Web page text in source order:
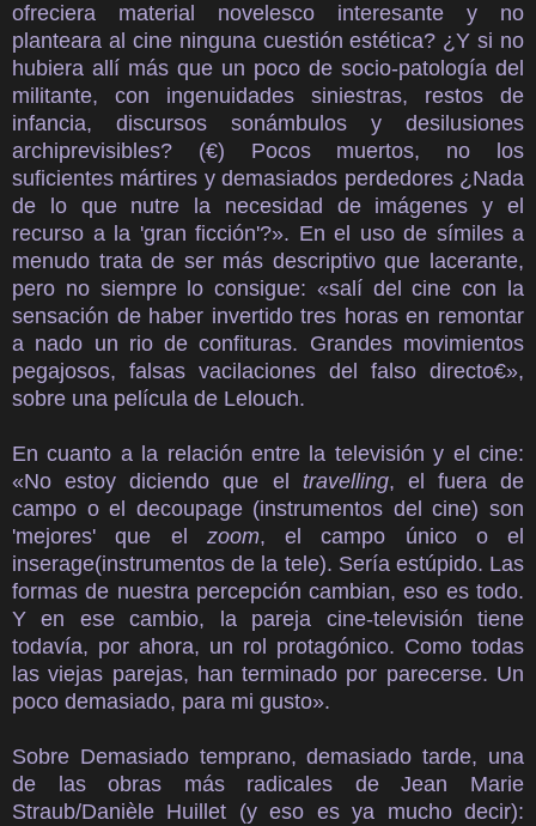
ofreciera material novelesco interesante y no
planteara al cine ninguna cuestión estética? ¿Y si no
hubiera allí más que un poco de socio-patología del
militante, con ingenuidades siniestras, restos de
infancia, discursos sonámbulos y desilusiones
archiprevisibles? (€) Pocos muertos, no los
suficientes mártires y demasiados perdedores ¿Nada
de lo que nutre la necesidad de imágenes y el
recurso a la 'gran ficción'?». En el uso de símiles a
menudo trata de ser más descriptivo que lacerante,
pero no siempre lo consigue: «salí del cine con la
sensación de haber invertido tres horas en remontar
a nado un rio de confituras. Grandes movimientos
pegajosos, falsas vacilaciones del falso directo€»,
sobre una película de Lelouch.
En cuanto a la relación entre la televisión y el cine:
«No estoy diciendo que el travelling, el fuera de
campo o el decoupage (instrumentos del cine) son
'mejores' que el zoom, el campo único o el
inserage(instrumentos de la tele). Sería estúpido. Las
formas de nuestra percepción cambian, eso es todo.
Y en ese cambio, la pareja cine-televisión tiene
todavía, por ahora, un rol protagónico. Como todas
las viejas parejas, han terminado por parecerse. Un
poco demasiado, para mi gusto».
Sobre Demasiado temprano, demasiado tarde, una
de las obras más radicales de Jean Marie
Straub/Danièle Huillet (y eso es ya mucho decir):